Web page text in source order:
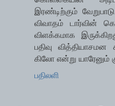
இரண்டிற்கும்
விவாதம் டார்வின்
விளக்கமாக
பதிவு
கிலோ என்று யாரேனும்
பதிலளி